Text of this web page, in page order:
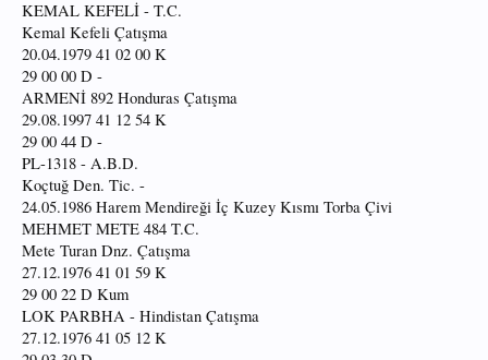
KEMAL KEFELİ - T.C.
Kemal Kefeli Çatışma
20.04.1979 41 02 00 K
29 00 00 D -
ARMENİ 892 Honduras Çatışma
29.08.1997 41 12 54 K
29 00 44 D -
PL-1318 - A.B.D.
Koçtuğ Den. Tic. -
24.05.1986 Harem Mendireği İç Kuzey Kısmı Torba Çivi
MEHMET METE 484 T.C.
Mete Turan Dnz. Çatışma
27.12.1976 41 01 59 K
29 00 22 D Kum
LOK PARBHA - Hindistan Çatışma
27.12.1976 41 05 12 K